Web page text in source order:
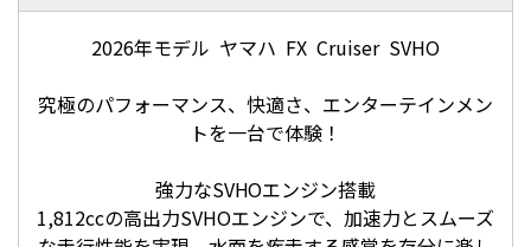
2026年モデル ヤマハ FX Cruiser SVHO
究極のパフォーマンス、快適さ、エンターテインメン
トを一台で体験！
強力なSVHOエンジン搭載
1,812ccの高出力SVHOエンジンで、加速力とスムーズ